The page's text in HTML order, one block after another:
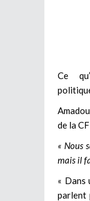
Ce
de la
« Nous
mais il
« Dans
parlent